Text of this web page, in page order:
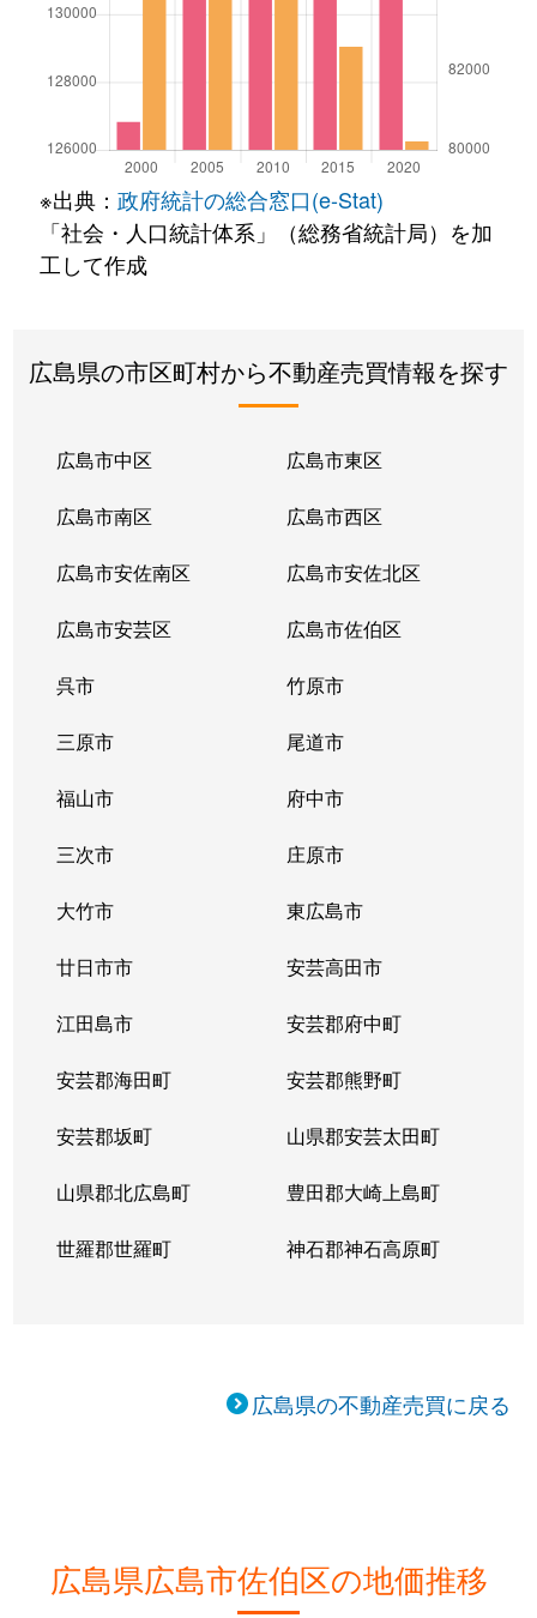
※出典： 政府統計の総合窓口(e-Stat)
「社会・人口統計体系」（総務省統計局）を加
工して作成
広島県の市区町村から不動産売買情報を探す
広島市中区 広島市東区
広島市南区 広島市西区
広島市安佐南区 広島市安佐北区
広島市安芸区 広島市佐伯区
呉市 竹原市
三原市 尾道市
福山市 府中市
三次市 庄原市
大竹市 東広島市
廿日市市 安芸高田市
江田島市 安芸郡府中町
安芸郡海田町 安芸郡熊野町
安芸郡坂町 山県郡安芸太田町
山県郡北広島町 豊田郡大崎上島町
世羅郡世羅町 神石郡神石高原町
広島県の不動産売買に戻る
広島県広島市佐伯区の地価推移